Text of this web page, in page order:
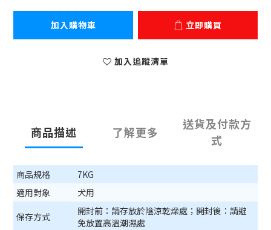
加入購物車 立即購買
加入追蹤清單
商品描述 了解更多
送貨及付款方
式
商品規格
7KG
適用對象
犬用
保存方式
開封前：請存放於陰涼乾燥處；開封後：請避
免放置高溫潮濕處